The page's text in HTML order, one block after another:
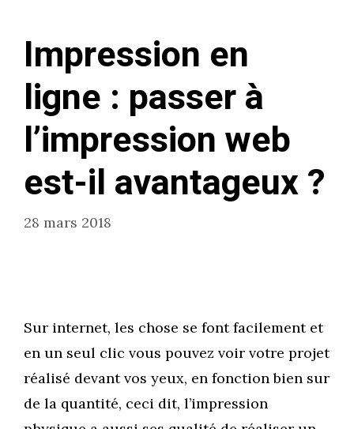
Impression en
ligne : passer à
l’impression web
est-il avantageux ?
28 mars 2018
Sur internet, les chose se font facilement et
en un seul clic vous pouvez voir votre projet
réalisé devant vos yeux, en fonction bien sur
de la quantité, ceci dit, l’impression